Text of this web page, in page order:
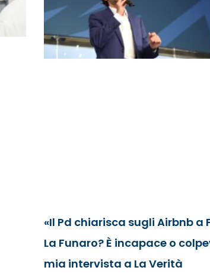
«Il Pd chiarisca sugli Airbnb a
La Funaro? È incapace o
mia intervista a La Verità